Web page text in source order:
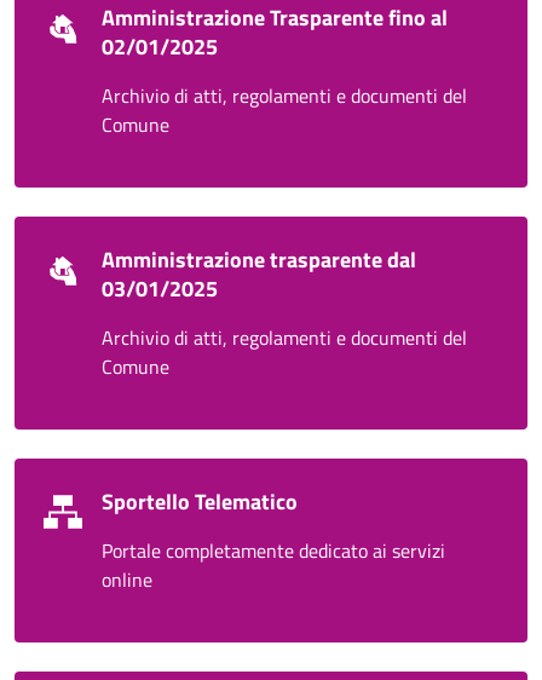
Amministrazione Trasparente fino al
02/01/2025
Archivio di atti, regolamenti e documenti del
Comune
Amministrazione trasparente dal
03/01/2025
Archivio di atti, regolamenti e documenti del
Comune
Sportello Telematico
Portale completamente dedicato ai servizi
online